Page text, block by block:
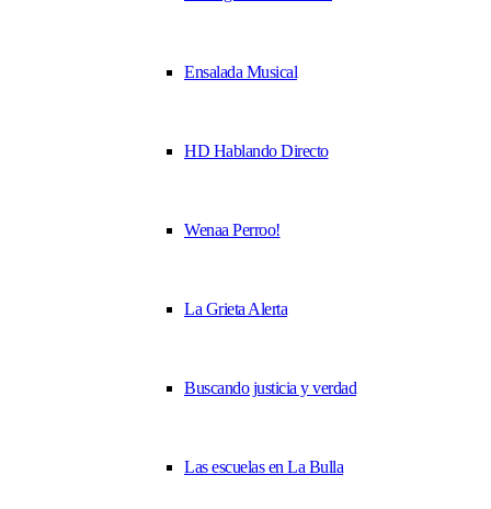
Ensalada Musical
HD Hablando Directo
Wenaa Perroo!
La Grieta Alerta
Buscando justicia y verdad
Las escuelas en La Bulla